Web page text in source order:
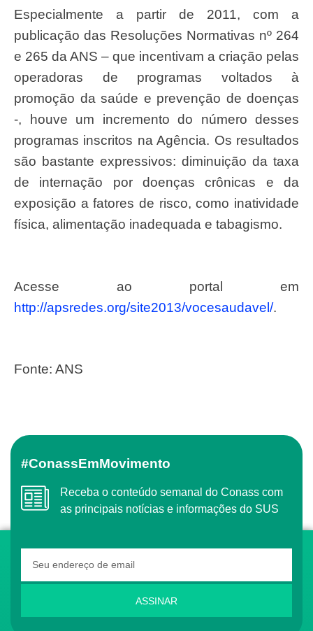
Especialmente a partir de 2011, com a
publicação das Resoluções Normativas nº 264
e 265 da ANS – que incentivam a criação pelas
operadoras de programas voltados à
promoção da saúde e prevenção de doenças
-, houve um incremento do número desses
programas inscritos na Agência. Os resultados
são bastante expressivos: diminuição da taxa
de internação por doenças crônicas e da
exposição a fatores de risco, como inatividade
física, alimentação inadequada e tabagismo.
Acesse ao portal em
http://apsredes.org/site2013/vocesaudavel/.
Fonte: ANS
#ConassEmMovimento
Receba o conteúdo semanal do Conass com
as principais notícias e informações do SUS
ASSINAR